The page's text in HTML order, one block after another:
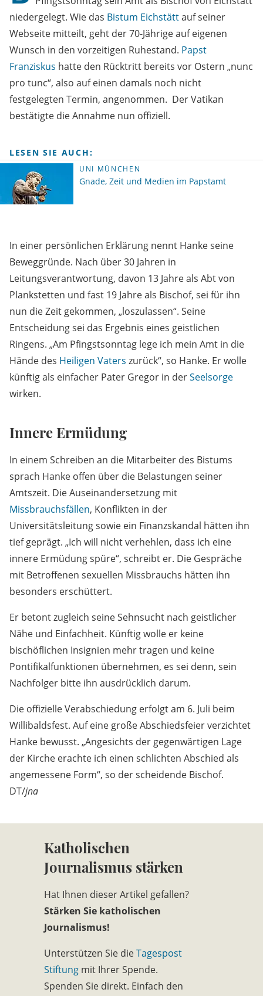
niedergelegt. Wie das Bistum Eichstättauf seiner
Webseite mitteilt, geht der 70-Jährige auf eigenen
Wunsch in den vorzeitigen Ruhestand. Papst
Franziskus hatte den Rücktritt bereits vor Ostern „nunc
pro tunc“, also auf einen damals noch nicht
festgelegten Termin, angenommen. Der Vatikan
bestätigte die Annahme nun offiziell.
LESEN SIE AUCH:
UNI MÜNCHEN
Gnade, Zeit und Medien im Papstamt
In einer persönlichen Erklärung nennt Hanke seine
Beweggründe. Nach über 30 Jahren in
Leitungsverantwortung, davon 13 Jahre als Abt von
Plankstetten und fast 19 Jahre als Bischof, sei für ihn
nun die Zeit gekommen, „loszulassen“. Seine
Entscheidung sei das Ergebnis eines geistlichen
Ringens. „Am Pfingstsonntag lege ich mein Amt in die
Hände des Heiligen Vaters zurück“, so Hanke. Er wolle
künftig als einfacher Pater Gregor in derSeelsorge
wirken.
Innere Ermüdung
In einem Schreiben an die Mitarbeiter des Bistums
sprach Hanke offen über die Belastungen seiner
Amtszeit. Die Auseinandersetzung mit
Missbrauchsfällen, Konflikten in der
Universitätsleitung sowie ein Finanzskandal hätten ihn
tief geprägt. „Ich will nicht verhehlen, dass ich eine
innere Ermüdung spüre“, schreibt er. Die Gespräche
mit Betroffenen sexuellen Missbrauchs hätten ihn
besonders erschüttert.
Er betont zugleich seine Sehnsucht nach geistlicher
Nähe und Einfachheit. Künftig wolle er keine
bischöflichen Insignien mehr tragen und keine
Pontifikalfunktionen übernehmen, es sei denn, sein
Nachfolger bitte ihn ausdrücklich darum.
Die offizielle Verabschiedung erfolgt am 6. Juli beim
Willibaldsfest. Auf eine große Abschiedsfeier verzichtet
Hanke bewusst. „Angesichts der gegenwärtigen Lage
der Kirche erachte ich einen schlichten Abschied als
angemessene Form“, so der scheidende Bischof.
DT/jna
Katholischen
Journalismus stärken
Hat Ihnen dieser Artikel gefallen?
Stärken Sie katholischen
Journalismus!
Unterstützen Sie dieTagespost
Stiftung mit Ihrer Spende.
Spenden Sie direkt. Einfach den